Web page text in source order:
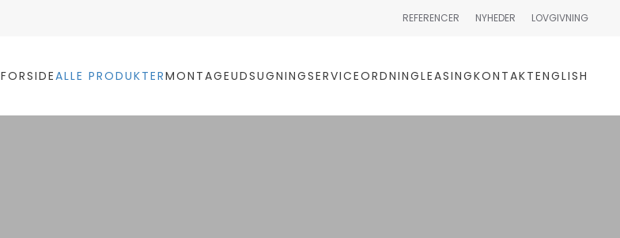
REFERENCER NYHEDER LOVGIVNING
FORSIDEALLE PRODUKTERMONTAGEUDSUGNINGSERVICEORDNINGLEASINGKONTAKTENGLISH